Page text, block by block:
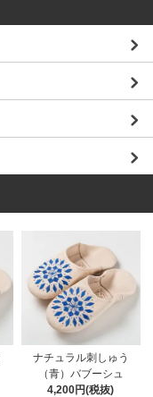
ナチュラル刺しゅう
（青）バブーシュ
4,200円(税抜)